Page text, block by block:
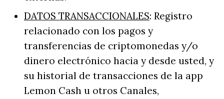
DATOS TRANSACCIONALES: Registro
relacionado con los pagos y
transferencias de criptomonedas y/o
dinero electrónico hacia y desde usted, y
su historial de transacciones de la app
Lemon Cash u otros Canales,